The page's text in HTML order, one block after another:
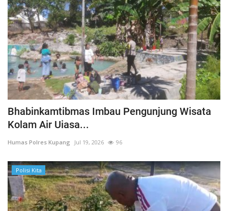
Bhabinkamtibmas Imbau Pengunjung Wisata
Kolam Air Uiasa...
Humas Polres Kupang Jul 19, 2026 96
Polisi Kita